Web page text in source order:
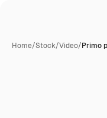
Home/Stock/Video/Primo